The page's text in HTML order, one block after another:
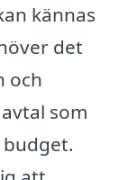
kännas
det
och
som